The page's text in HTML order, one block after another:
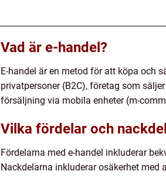
Vad är e-handel?
E-handel är en metod för att köpa och
privatpersoner (B2C), företag som
försäljning via mobila enheter (m-
Vilka fördelar och
Fördelarna med e-handel inkluderar
Nackdelarna inkluderar osäkerhet med